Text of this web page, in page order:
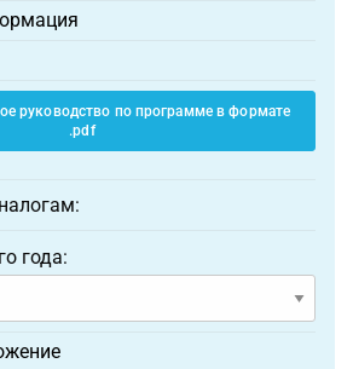
руководство по программе в формате
.pdf
года: